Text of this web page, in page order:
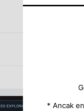
* Ancak